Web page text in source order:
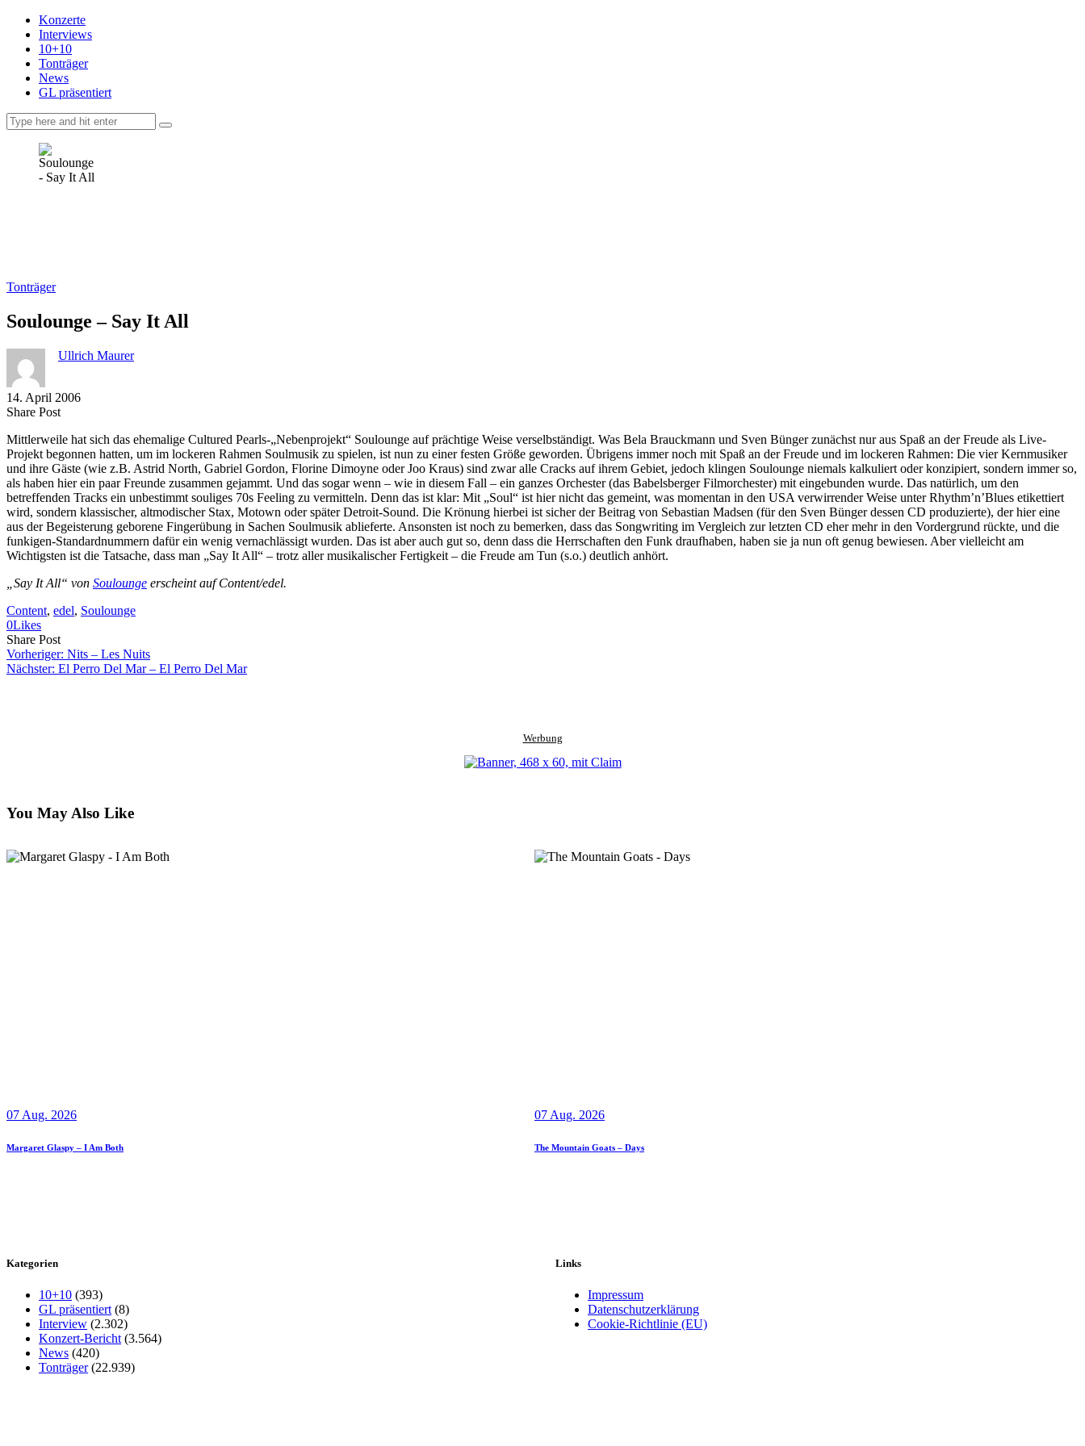
Konzerte
Interviews
10+10
Tonträger
News
GL präsentiert
Tonträger
Soulounge – Say It All
Ullrich Maurer
14. April 2006
Share PostShare
Facebook
Copy
to
clipboard
Send
via
eMail
Mittlerweile hat sich das ehemalige Cultured Pearls-„Nebenprojekt“ Soulounge auf prächtige Weise verselbständigt. Was Bela Brauckmann und Sven Bünger zunächst nur aus Spaß an der Freude als Live-
Projekt begonnen hatten, um im lockeren Rahmen Soulmusik zu spielen, ist nun zu einer festen Größe geworden. Übrigens immer noch mit Spaß an der Freude und im lockeren Rahmen: Die vier Kernmusiker
und ihre Gäste (wie z.B. Astrid North, Gabriel Gordon, Florine Dimoyne oder Joo Kraus) sind zwar alle Cracks auf ihrem Gebiet, jedoch klingen Soulounge niemals kalkuliert oder konzipiert, sondern immer so,
als haben hier ein paar Freunde zusammen gejammt. Und das sogar wenn – wie in diesem Fall – ein ganzes Orchester (das Babelsberger Filmorchester) mit eingebunden wurde. Das natürlich, um den
betreffenden Tracks ein unbestimmt souliges 70s Feeling zu vermitteln. Denn das ist klar: Mit „Soul“ ist hier nicht das gemeint, was momentan in den USA verwirrender Weise unter Rhythm’n’Blues etikettiert
wird, sondern klassischer, altmodischer Stax, Motown oder später Detroit-Sound. Die Krönung hierbei ist sicher der Beitrag von Sebastian Madsen (für den Sven Bünger dessen CD produzierte), der hier eine
aus der Begeisterung geborene Fingerübung in Sachen Soulmusik ablieferte. Ansonsten ist noch zu bemerken, dass das Songwriting im Vergleich zur letzten CD eher mehr in den Vordergrund rückte, und die
funkigen-Standardnummern dafür ein wenig vernachlässigt wurden. Das ist aber auch gut so, denn dass die Herrschaften den Funk draufhaben, haben sie ja nun oft genug bewiesen. Aber vielleicht am
Wichtigsten ist die Tatsache, dass man „Say It All“ – trotz aller musikalischer Fertigkeit – die Freude am Tun (s.o.) deutlich anhört.
„Say It All“ von Soulounge erscheint auf Content/edel.
Content, edel, Soulounge
0Likes
Share PostShare
on
Facebook
Copy
URL
to
Send
Link
via
Vorheriger: Nits – Les Nuits
Nächster: El Perro Del Mar – El Perro Del Mar
Werbung
You May Also Like
07 Aug. 2026
Margaret Glaspy – I Am Both
07 Aug. 2026
The Mountain Goats – Days
Kategorien
10+10 (393)
GL präsentiert (8)
Interview (2.302)
Konzert-Bericht (3.564)
News (420)
Tonträger(22.939)
Links
Impressum
Datenschutzerklärung
Cookie-Richtlinie (EU)